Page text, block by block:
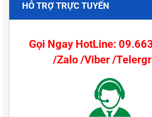
HỖ TRỢ TRỰC TUYẾN
Gọi Ngay HotLine:
/Zalo /Viber /